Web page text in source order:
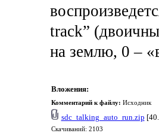
track”
на землю, 0 –
Вложения:
Комментарий к файлу: Исходник
sdc_talking_auto_run.zip
Скачиваний: 2103